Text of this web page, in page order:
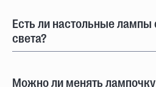
Есть ли настольные лампы
света?
Можно ли менять лампочку